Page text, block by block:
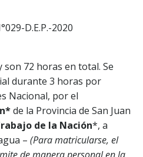
D.E.P.-2020
son 72 horas en total. Se
durante 3 horas por
Nacional, por el
de la Provincia de San Juan
de la Nación*, a
– (Para matricularse, el